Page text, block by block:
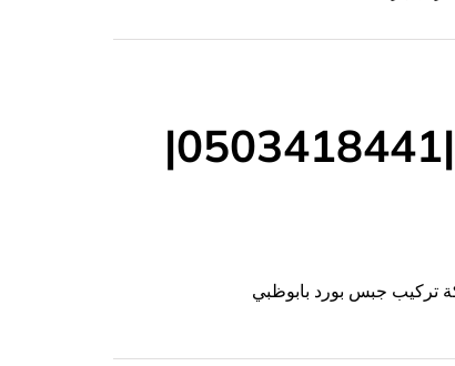
تركيب جبس بورد في ابوظبي |0503418441|